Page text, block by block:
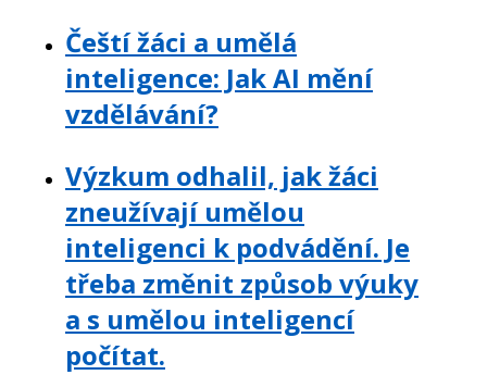
Čeští žáci a umělá
inteligence: Jak AI mění
vzdělávání?
Výzkum odhalil, jak žáci
zneužívají umělou
inteligenci k podvádění. Je
třeba změnit způsob výuky
a s umělou inteligencí
počítat.